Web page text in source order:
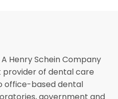
Henry Schein Company
provider of dental care
office-based dental